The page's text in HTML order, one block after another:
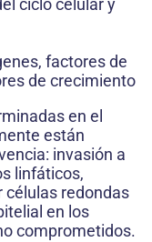
ciclo celular y
factores de
de crecimiento
en el
están
invasión a
linfáticos,
células redondas
en los
comprometidos.